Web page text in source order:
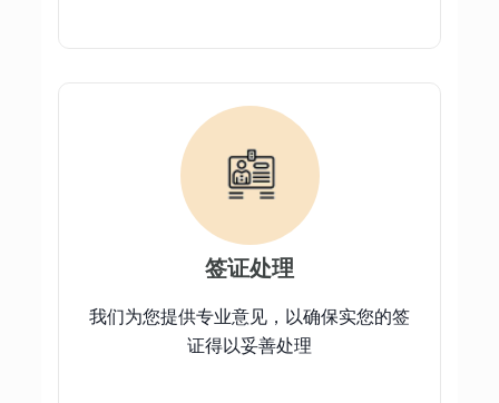
签证处理
我们为您提供专业意见，以确保实您的签
证得以妥善处理